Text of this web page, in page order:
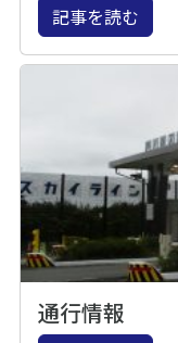
記事を読む
通行情報